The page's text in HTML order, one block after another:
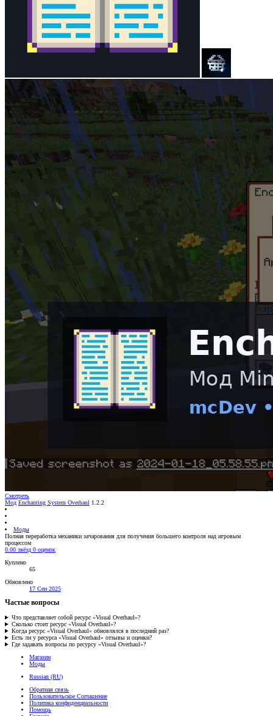
Смотреть
Мод Enchanting System Overhaul 1.2.2
Моды
Полная переработка механики зачарования для получения большего контроля над игровым
процессом
0.00 звёзд 0 оценок
Куплено
65
Обновлено
17 Сен 2025
Частые вопросы
Что представляет собой ресурс «Visual Overhaul»?
Сколько стоит ресурс «Visual Overhaul»?
Когда ресурс «Visual Overhaul» обновлялся в последний раз?
Есть ли у ресурса «Visual Overhaul» отзывы и оценки?
Где задавать вопросы по ресурсу «Visual Overhaul»?
Магазин
Моды
Russian (RU)
Обратная связь
Пользовательское Соглашение
Политика конфиденциальности
Помощь